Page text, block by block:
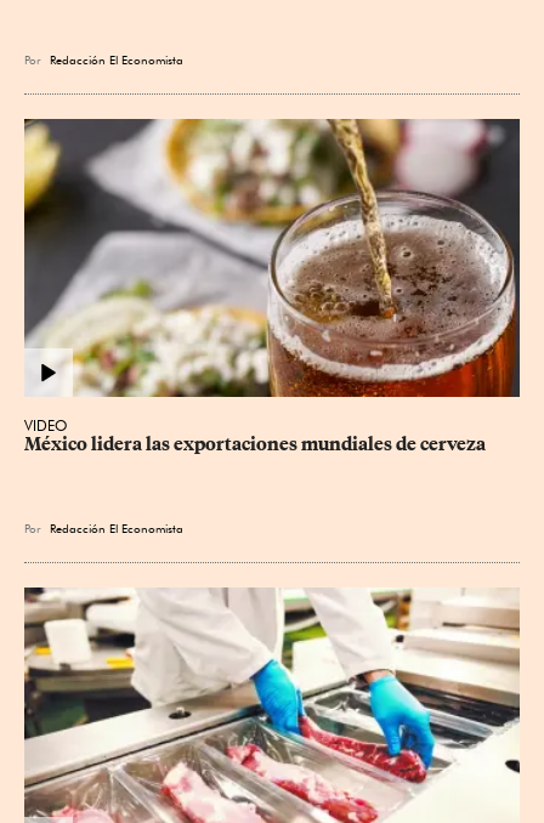
Por Redacción El Economista
VIDEO
México lidera las exportaciones mundiales de cerveza
Por Redacción El Economista